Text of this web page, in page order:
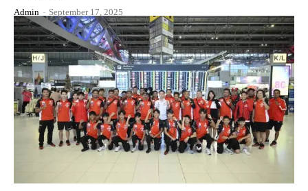
Admin - September 17, 2025